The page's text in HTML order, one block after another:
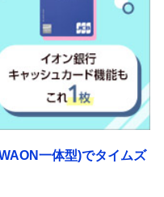
一体型)でタイムズ